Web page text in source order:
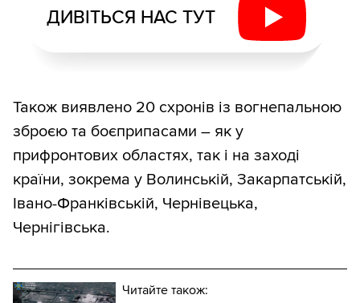
ДИВІТЬСЯ НАС ТУТ
Також виявлено 20 схронів із вогнепальною
зброєю та боєприпасами – як у
прифронтових областях, так і на заході
країни, зокрема у Волинській, Закарпатській,
Івано-Франківській, Чернівецька,
Чернігівська.
Читайте також: